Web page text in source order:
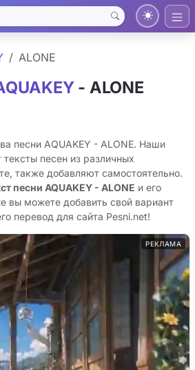
ALONE
- ALONE
песни AQUAKEY - ALONE. Наши
тексты песен из различных
также добавляют самостоятельно.
песни AQUAKEY - ALONE и его
вы можете добавить свой вариант
перевод для сайта Pesni.net!
РЕКЛАМА